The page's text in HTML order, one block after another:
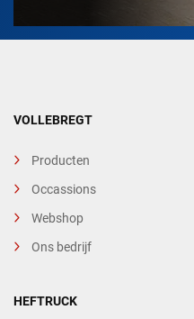
VOLLEBREGT
Producten
Occassions
Webshop
Ons bedrijf
HEFTRUCK